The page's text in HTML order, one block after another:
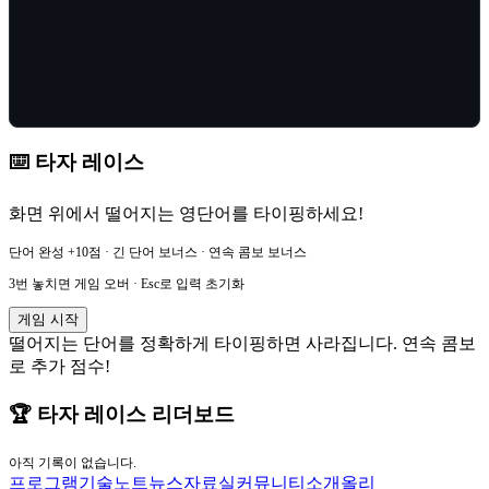
⌨️ 타자 레이스
화면 위에서 떨어지는 영단어를 타이핑하세요!
단어 완성 +10점 · 긴 단어 보너스 · 연속 콤보 보너스
3번 놓치면 게임 오버 · Esc로 입력 초기화
게임 시작
떨어지는 단어를 정확하게 타이핑하면 사라집니다. 연속 콤보
로 추가 점수!
🏆 타자 레이스 리더보드
아직 기록이 없습니다.
프로그램기술노트뉴스자료실커뮤니티 소개 올리